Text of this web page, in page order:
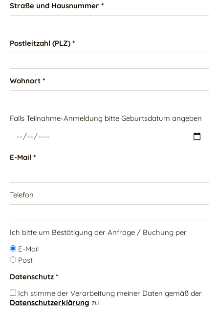
Straße und Hausnummer *
Postleitzahl (PLZ) *
Wohnort *
Falls Teilnahme-Anmeldung bitte Geburtsdatum angeben
E-Mail *
Telefon
Ich bitte um Bestätigung der Anfrage / Buchung per
E-Mail
Post
Datenschutz *
Ich stimme der Verarbeitung meiner Daten gemäß der
Datenschutzerklärung zu.